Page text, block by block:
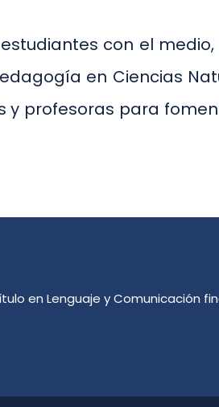
con el
en Ciencias
profesoras para